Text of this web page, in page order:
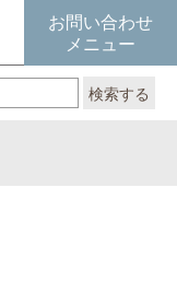
お問い合わせ
メニュー
検索する